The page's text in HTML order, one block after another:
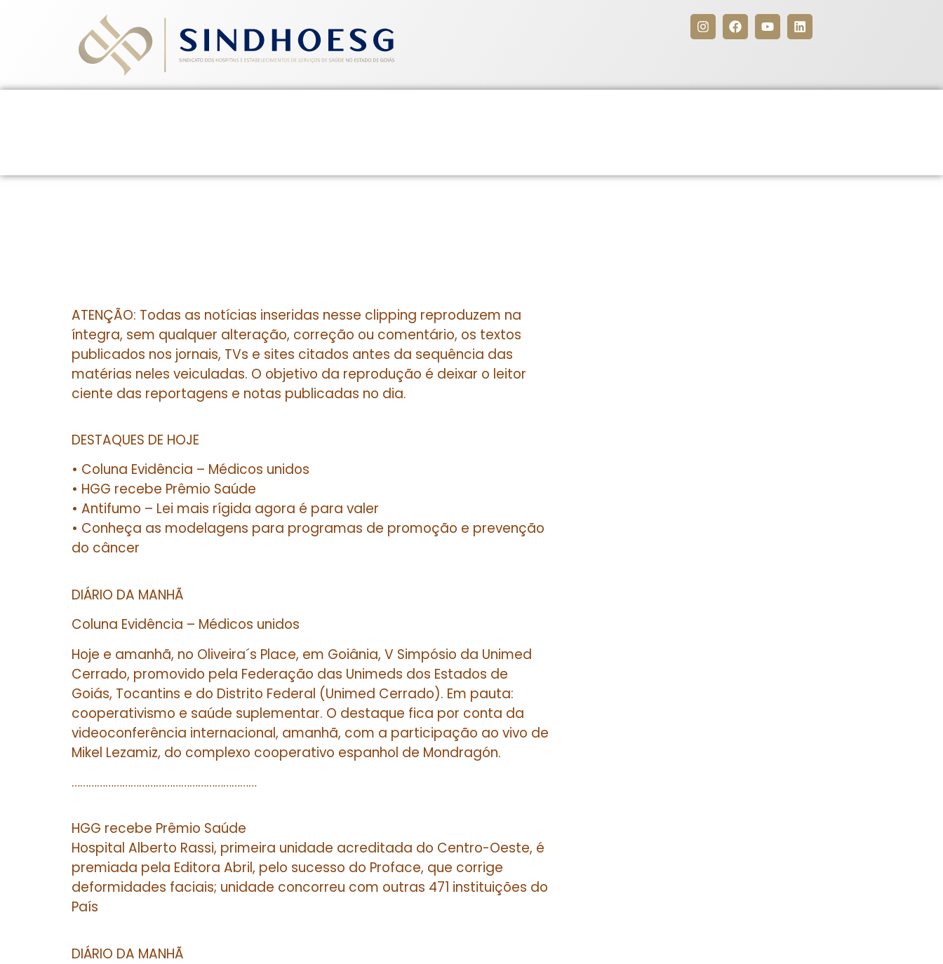
ATENÇÃO: Todas as notícias inseridas nesse clipping reproduzem na
íntegra, sem qualquer alteração, correção ou comentário, os textos
publicados nos jornais, TVs e sites citados antes da sequência das
matérias neles veiculadas. O objetivo da reprodução é deixar o leitor
ciente das reportagens e notas publicadas no dia.
DESTAQUES DE HOJE
• Coluna Evidência – Médicos unidos
• HGG recebe Prêmio Saúde
• Antifumo – Lei mais rígida agora é para valer
• Conheça as modelagens para programas de promoção e prevenção
do câncer
DIÁRIO DA MANHÃ
Coluna Evidência – Médicos unidos
Hoje e amanhã, no Oliveira´s Place, em Goiânia, V Simpósio da Unimed
Cerrado, promovido pela Federação das Unimeds dos Estados de
Goiás, Tocantins e do Distrito Federal (Unimed Cerrado). Em pauta:
cooperativismo e saúde suplementar. O destaque fica por conta da
videoconferência internacional, amanhã, com a participação ao vivo de
Mikel Lezamiz, do complexo cooperativo espanhol de Mondragón.
…………………………………………………………
HGG recebe Prêmio Saúde
Hospital Alberto Rassi, primeira unidade acreditada do Centro-Oeste, é
premiada pela Editora Abril, pelo sucesso do Proface, que corrige
deformidades faciais; unidade concorreu com outras 471 instituições do
País
DIÁRIO DA MANHÃ